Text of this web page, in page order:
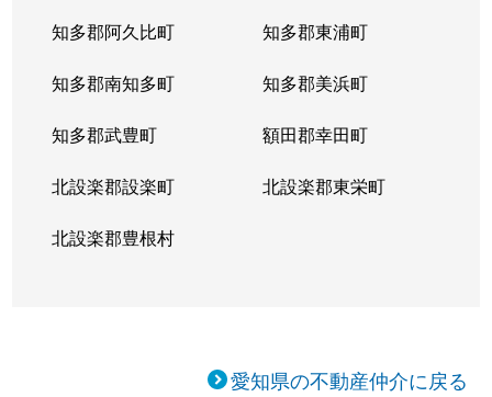
知多郡阿久比町 知多郡東浦町
知多郡南知多町 知多郡美浜町
知多郡武豊町 額田郡幸田町
北設楽郡設楽町 北設楽郡東栄町
北設楽郡豊根村
愛知県の不動産仲介に戻る